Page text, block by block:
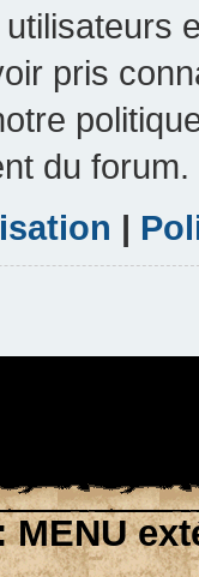
pris
du forum.
|
MENU